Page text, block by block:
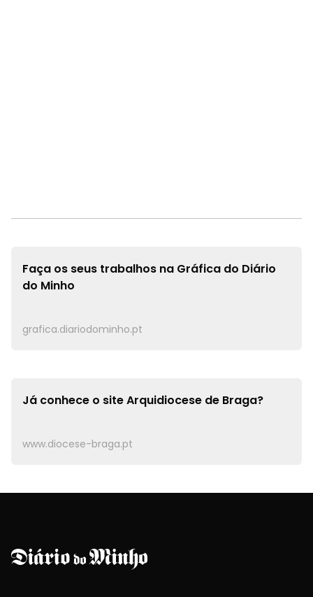
Faça os seus trabalhos na Gráfica do Diário
do Minho
grafica.diariodominho.pt
Já conhece o siteArquidiocese de Braga?
www.diocese-braga.pt